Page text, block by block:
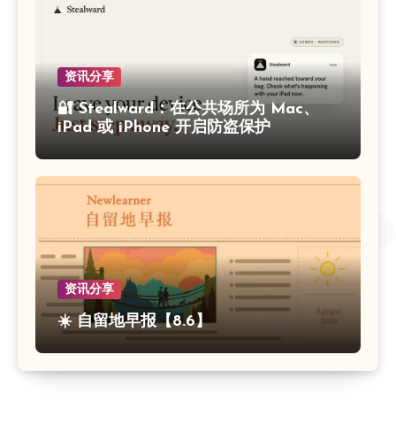
资讯分享
🔐 Stealward：在公共场所为 Mac、
iPad 或 iPhone 开启防盗保护
资讯分享
☀️ 自留地早报【8.6】